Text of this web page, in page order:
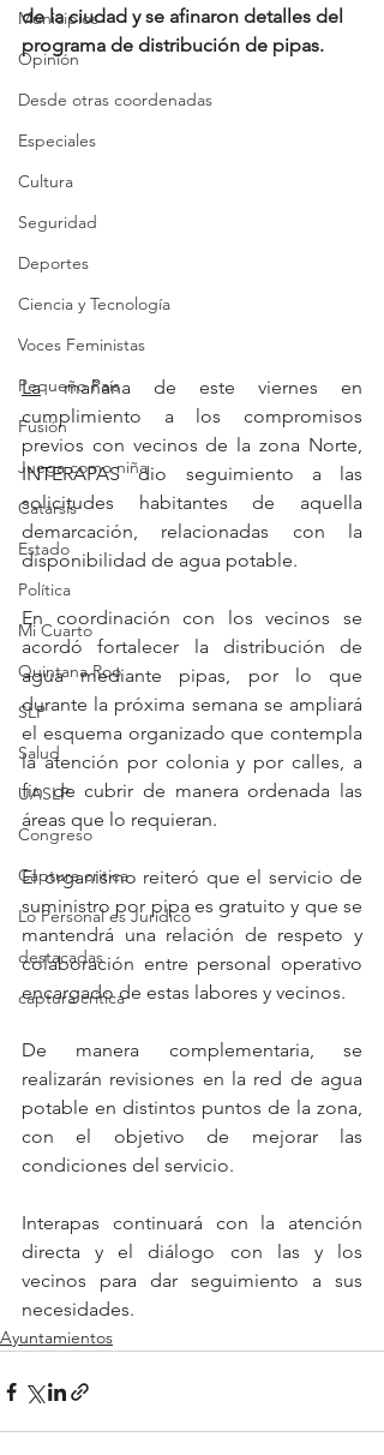
Municipios
Opinión
Desde otras coordenadas
Especiales
Cultura
Seguridad
Deportes
Ciencia y Tecnología
Voces Feministas
Pequeño País
Fusión
Juega como niña
Catarsis
Estado
Política
Mi Cuarto
Quintana Roo
SLP
Salud
UASLP
Congreso
Captura critica
Lo Personal es Jurídico
destacadas
captura critica
de la ciudad y se afinaron detalles del
programa de distribución de pipas.
La mañana de este viernes en
cumplimiento a los compromisos
previos con vecinos de la zona Norte,
INTERAPAS dio seguimiento a las
solicitudes habitantes de aquella
demarcación, relacionadas con la
disponibilidad de agua potable.
En coordinación con los vecinos se
acordó fortalecer la distribución de
agua mediante pipas, por lo que
durante la próxima semana se ampliará
el esquema organizado que contempla
la atención por colonia y por calles, a
fin de cubrir de manera ordenada las
áreas que lo requieran.
El organismo reiteró que el servicio de
suministro por pipa es gratuito y que se
mantendrá una relación de respeto y
colaboración entre personal operativo
encargado de estas labores y vecinos.
De manera complementaria, se
realizarán revisiones en la red de agua
potable en distintos puntos de la zona,
con el objetivo de mejorar las
condiciones del servicio.
Interapas continuará con la atención
directa y el diálogo con las y los
vecinos para dar seguimiento a sus
necesidades.
Ayuntamientos